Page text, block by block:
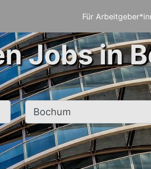
Für
Jobs in
Ort, Stadt